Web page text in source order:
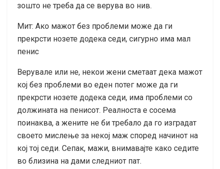
зошто не треба да се верува во нив.
Мит: Ако мажот без проблеми може да ги
прекрсти нозете додека седи, сигурно има мал
пенис
Верувале или не, некои жени сметаат дека мажот
кој без проблеми во еден потег може да ги
прекрсти нозете додека седи, има проблеми со
должината на пенисот. Реалноста е сосема
поинаква, а жените не би требало да го изградат
своето мислење за некој маж според начинот на
кој тој седи. Сепак, мажи, внимавајте како седите
во близина на дами следниот пат.